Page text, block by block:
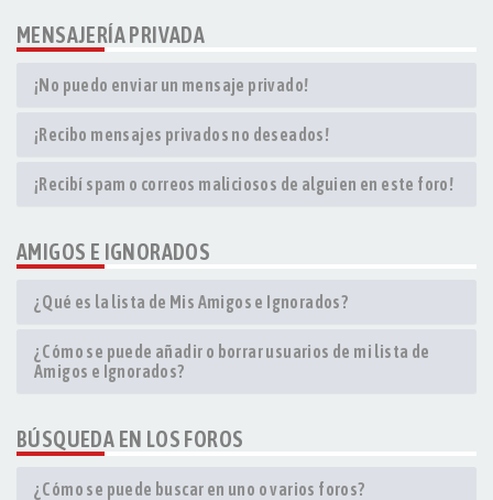
MENSAJERÍA PRIVADA
¡No puedo enviar un mensaje privado!
¡Recibo mensajes privados no deseados!
¡Recibí spam o correos maliciosos de alguien en este foro!
AMIGOS E IGNORADOS
¿Qué es la lista de Mis Amigos e Ignorados?
¿Cómo se puede añadir o borrar usuarios de mi lista de
Amigos e Ignorados?
BÚSQUEDA EN LOS FOROS
¿Cómo se puede buscar en uno o varios foros?